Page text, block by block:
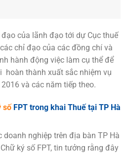
của lãnh đạo tới dự Cục thuế
chỉ đạo của các đồng chí và
hành động việc làm cụ thể để
hoàn thành xuất sắc nhiệm vụ
và các năm tiếp theo.
sốFPT trong khai Thuế tại TP Hà
doanh nghiệp trên địa bàn TP Hà
ký số FPT, tin tưởng rằng đây